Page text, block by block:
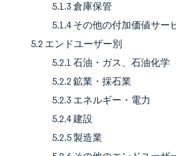
5.1.3 倉庫保管
5.1.4 その他の付加価値サー
5.2 エンドユーザー別
5.2.1 石油・ガス、石油化学
5.2.2 鉱業・採石業
5.2.3 エネルギー・電力
5.2.4 建設
5.2.5 製造業